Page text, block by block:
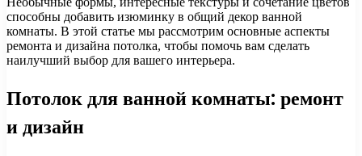
способны добавить изюминку в общий декор ванной
комнаты. В этой статье мы рассмотрим основные аспекты
ремонта и дизайна потолка, чтобы помочь вам сделать
наилучший выбор для вашего интерьера.
Потолок для ванной комнаты: ремонт
и дизайн